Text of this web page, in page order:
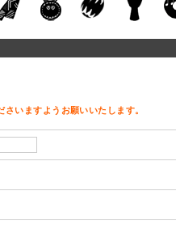
いますようお願いいたします。